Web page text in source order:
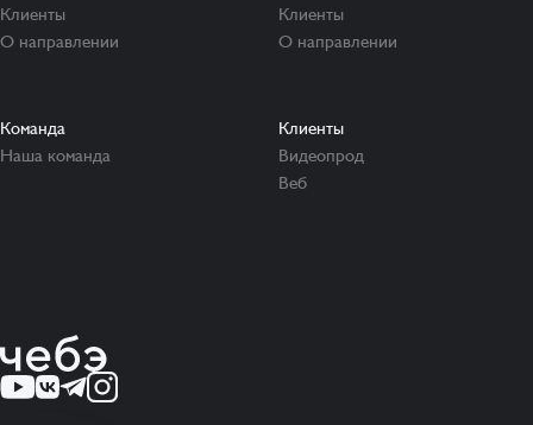
Клиенты
О направлении
Клиенты
О направлении
Команда
Наша команда
Клиенты
Видеопрод
Веб